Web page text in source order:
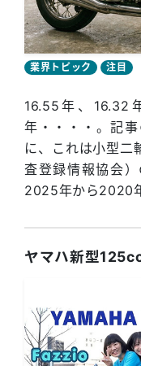
業界トピック
注目
16.55年、16.32
年・・・・。記
に、これは小型二
査登録情報協会）
2025年から2020